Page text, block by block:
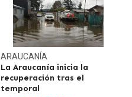
ARAUCANÍA
La Araucanía inicia la
recuperación tras el
temporal